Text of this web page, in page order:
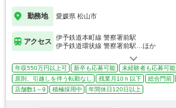
勤務地 愛媛県 松山市
アクセス
伊予鉄道本町線 警察署前駅
伊予鉄道環状線 警察署前駅…ほか
年収550万円以上可 新卒も応募可能
未経験者も応募可能
原則、引越しを伴う転勤なし
残業月10ｈ以下 総合門前
店舗数1～9
積極採用中 年間休日120日以上